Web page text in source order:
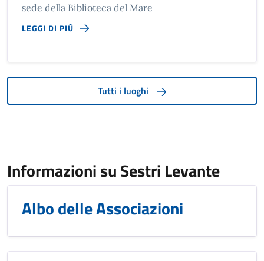
sede della Biblioteca del Mare
LEGGI DI PIÙ
Tutti i luoghi
Informazioni su Sestri Levante
Albo delle Associazioni